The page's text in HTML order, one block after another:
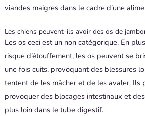
viandes maigres dans le cadre d’une
Les chiens peuvent-ils avoir des os de
Les os ceci est un non catégorique. En
risque d’étouffement, les os peuvent se
une fois cuits, provoquant des blessures
tentent de les mâcher et de les avaler. Ils
provoquer des blocages intestinaux et
plus loin dans le tube digestif.